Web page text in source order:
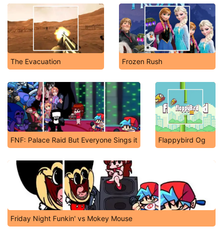
The Evacuation Frozen Rush
FNF: Palace Raid But Everyone Sings it Flappybird Og
Friday Night Funkin' vs Mokey Mouse